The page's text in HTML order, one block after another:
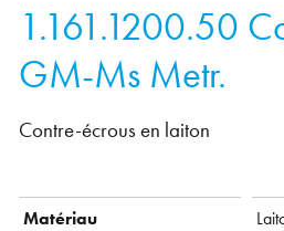
1.161.1200.50
GM-Ms Metr.
Contre-écrous en laiton
Matériau